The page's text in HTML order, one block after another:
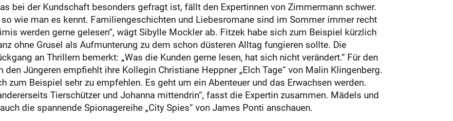
bei der Kundschaft besonders gefragt ist, fällt den Expertinnen von Zimmermann schwer.
wie man es kennt. Familiengeschichten und Liebesromane sind im Sommer immer recht
werden gerne gelesen“, wägt Sibylle Mockler ab. Fitzek habe sich zum Beispiel kürzlich
ohne Grusel als Aufmunterung zu dem schon düsteren Alltag fungieren sollte. Die
an Thrillern bemerkt: „Was die Kunden gerne lesen, hat sich nicht verändert.“ Für den
den Jüngeren empfiehlt ihre Kollegin Christiane Heppner „Elch Tage“ von Malin Klingenberg.
zum Beispiel sehr zu empfehlen. Es geht um ein Abenteuer und das Erwachsen werden.
Tierschützer und Johanna mittendrin“, fasst die Expertin zusammen. Mädels und
die spannende Spionagereihe „City Spies“ von James Ponti anschauen.